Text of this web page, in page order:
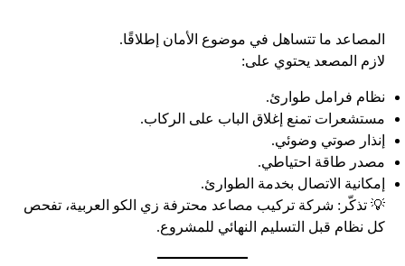
المصاعد ما تتساهل في موضوع الأمان إطلاقًا.
لازم المصعد يحتوي على:
نظام فرامل طوارئ.
مستشعرات تمنع إغلاق الباب على الركاب.
إنذار صوتي وضوئي.
مصدر طاقة احتياطي.
إمكانية الاتصال بخدمة الطوارئ.
💡 تذكّر: شركة تركيب مصاعد محترفة زي الكو العربية، تفحص
كل نظام قبل التسليم النهائي للمشروع.